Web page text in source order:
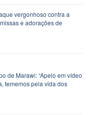
vergonhoso contra a
e adorações de
de Marawi: “Apelo em vídeo
tememos pela vida dos